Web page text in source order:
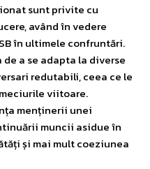
sunt privite cu
având în vedere
în ultimele confruntări.
a se adapta la diverse
redutabili, ceea ce le
viitoare.
menținerii unei
muncii asidue în
și mai mult coeziunea